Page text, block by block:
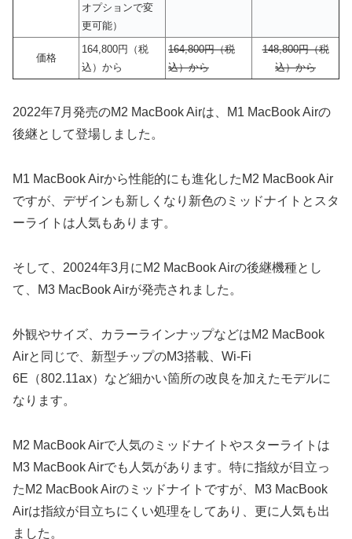
オプションで変
更可能）
価格
164,800円（税
込）から
164,800円（税
込）から
148,800円（税
込）から
2022年7月発売のM2 MacBook Airは、M1 MacBook Airの
後継として登場しました。
M1 MacBook Airから性能的にも進化したM2 MacBook Air
ですが、デザインも新しくなり新色のミッドナイトとスタ
ーライトは人気もあります。
そして、20024年3月にM2 MacBook Airの後継機種とし
て、M3 MacBook Airが発売されました。
外観やサイズ、カラーラインナップなどはM2 MacBook
Airと同じで、新型チップのM3搭載、Wi-Fi
6E（802.11ax）など細かい箇所の改良を加えたモデルに
なります。
M2 MacBook Airで人気のミッドナイトやスターライトは
M3 MacBook Airでも人気があります。特に指紋が目立っ
たM2 MacBook Airのミッドナイトですが、M3 MacBook
Airは指紋が目立ちにくい処理をしてあり、更に人気も出
ました。